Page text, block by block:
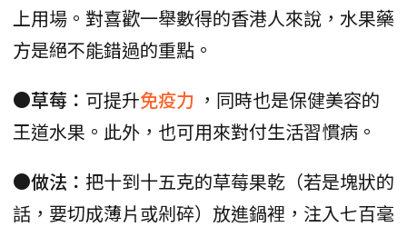
上用場。對喜歡一舉數得的香港人來說，水果藥
方是絕不能錯過的重點。
●草莓： 可提升免疫力 ，同時也是保健美容的
王道水果。此外，也可用來對付生活習慣病。
●做法： 把十到十五克的草莓果乾（若是塊狀的
話，要切成薄片或剁碎）放進鍋裡，注入七百毫